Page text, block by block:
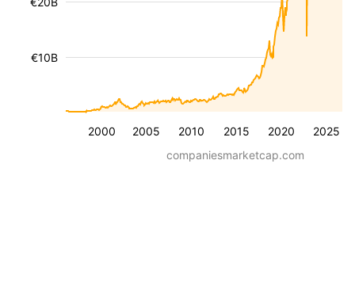
2000 2005 2010 2015 2020 2025
€10B
companiesmarketcap.com